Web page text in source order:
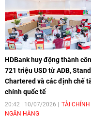
HDBank huy động thành
721 triệu USD từ ADB,
Chartered và các định chế
chính quốc tế
20:42 | 10/07/2026
TÀI CHÍNH
NGÂN HÀNG